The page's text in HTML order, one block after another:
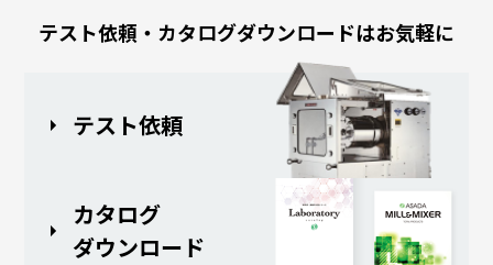
テスト依頼・カタログダウンロードはお気軽に
テスト依頼
カタログ
ダウンロード